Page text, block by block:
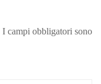
I campi obbligatori sono